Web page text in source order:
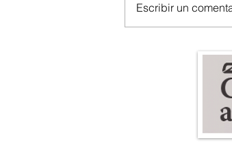
Escribir un